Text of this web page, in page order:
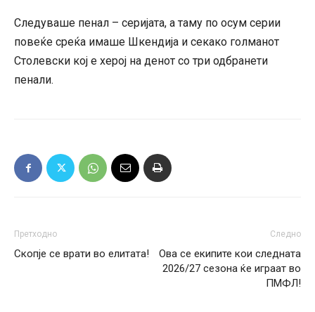
Следуваше пенал – серијата, а таму по осум серии
повеќе среќа имаше Шкендија и секако голманот
Столевски кој е херој на денот со три одбранети
пенали.
Претходно
Скопје се врати во елитата!
Следно
Ова се екипите кои следната
2026/27 сезона ќе играат во
ПМФЛ!